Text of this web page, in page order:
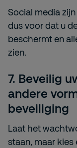
Social media
dus voor dat u
beschermt en
zien.
7. Beveilig
andere
beveiliging
Laat het
staan, maar